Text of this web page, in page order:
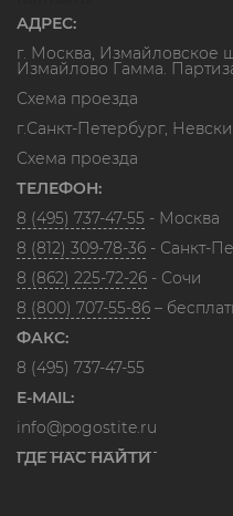
АДРЕС:
г. Москва, Измайловское
Измайлово Гамма.
Схема проезда
г.Санкт-Петербург,
Схема проезда
ТЕЛЕФОН:
8 (495) 737-47-55 - Москва
8 (812) 309-78-36 - Санкт-
8 (862) 225-72-26 - Сочи
8 (800) 707-55-86 –
ФАКС:
8 (495) 737-47-55
E-MAIL:
info@pogostite.ru
ГДЕ НАС НАЙТИ